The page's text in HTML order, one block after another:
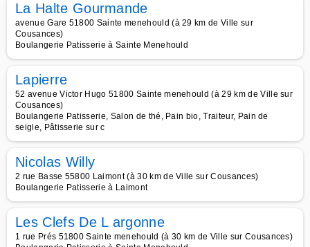
La Halte Gourmande
avenue Gare 51800 Sainte menehould (à 29 km de Ville sur
Cousances)
Boulangerie Patisserie à Sainte Menehould
Lapierre
52 avenue Victor Hugo 51800 Sainte menehould (à 29 km de Ville sur
Cousances)
Boulangerie Patisserie, Salon de thé, Pain bio, Traiteur, Pain de
seigle, Pâtisserie sur c
Nicolas Willy
2 rue Basse 55800 Laimont (à 30 km de Ville sur Cousances)
Boulangerie Patisserie à Laimont
Les Clefs De L argonne
1 rue Prés 51800 Sainte menehould (à 30 km de Ville sur Cousances)